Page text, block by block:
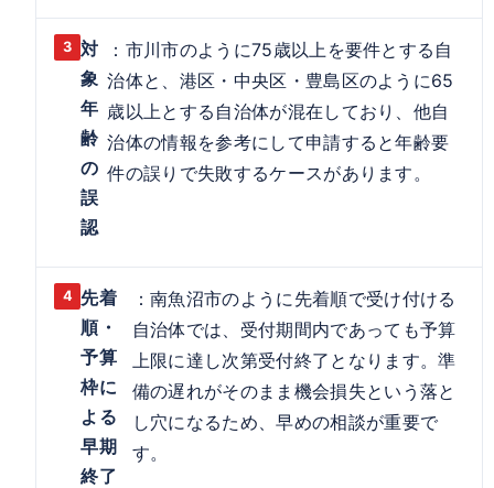
対
象
年
齢
の
誤
認
：市川市のように75歳以上を要件とする自
治体と、港区・中央区・豊島区のように65
歳以上とする自治体が混在しており、他自
治体の情報を参考にして申請すると年齢要
件の誤りで失敗するケースがあります。
先着
順・
予算
枠に
よる
早期
終了
：南魚沼市のように先着順で受け付ける
自治体では、受付期間内であっても予算
上限に達し次第受付終了となります。準
備の遅れがそのまま機会損失という落と
し穴になるため、早めの相談が重要で
す。